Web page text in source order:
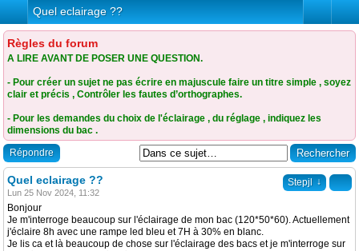
Quel eclairage ??
Règles du forum
A LIRE AVANT DE POSER UNE QUESTION.
- Pour créer un sujet ne pas écrire en majuscule faire un titre simple , soyez
clair et précis , Contrôler les fautes d’orthographes.
- Pour les demandes du choix de l'éclairage , du réglage , indiquez les
dimensions du bac .
Répondre
Stepjl ↓
Quel eclairage ??
Lun 25 Nov 2024, 11:32
Bonjour
Je m'interroge beaucoup sur l'éclairage de mon bac (120*50*60). Actuellement
j'éclaire 8h avec une rampe led bleu et 7H à 30% en blanc.
Je lis ca et là beaucoup de chose sur l'éclairage des bacs et je m'interroge sur